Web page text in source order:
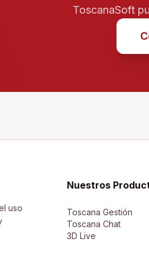
ToscanaSoft
uso
Nuestros
Toscana Gestión
Toscana Chat
3D Live